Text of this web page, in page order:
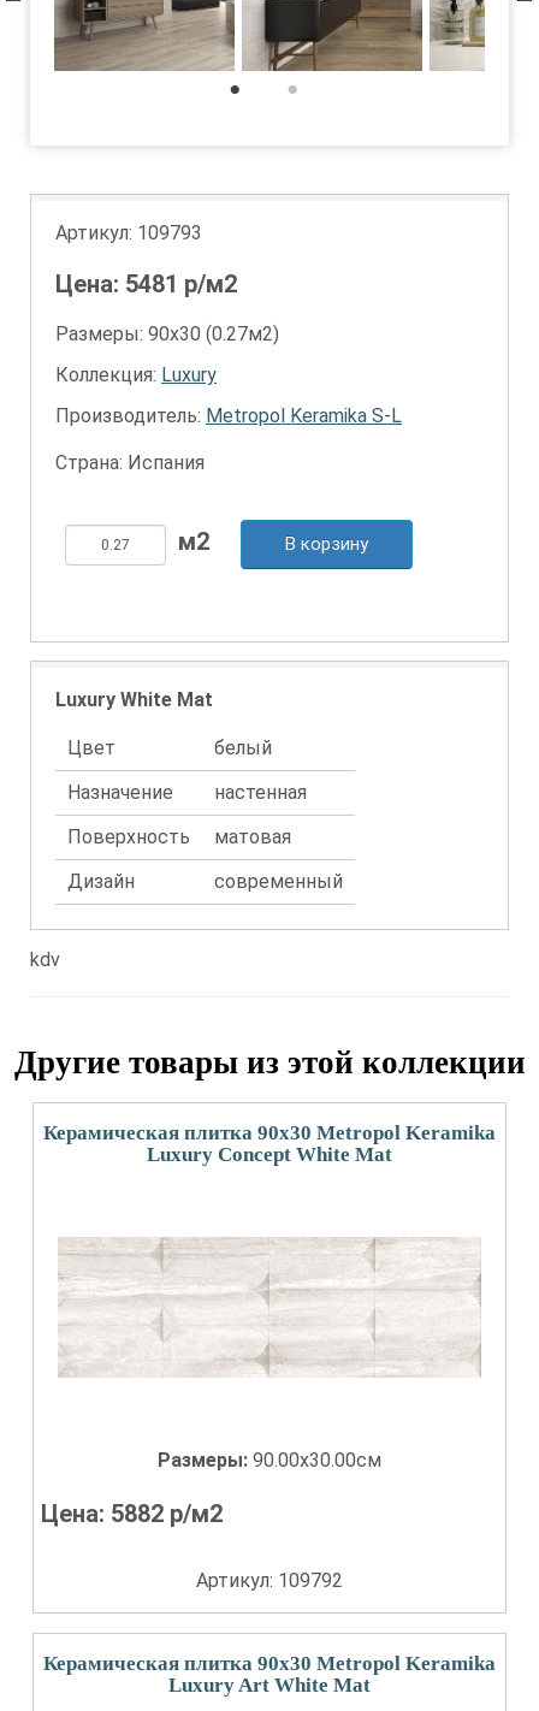
Артикул: 109793
Цена: 5481 р/м2
Размеры: 90х30 (0.27м2)
Коллекция: Luxury
Производитель: Metropol Keramika S-L
Страна: Испания
В корзину
Luxury White Mat
Цвет
белый
Назначение
настенная
Поверхность
матовая
Дизайн
современный
kdv
Другие товары из этой коллекции
Керамическая плитка 90x30 Metropol Keramika
Luxury Concept White Mat
Размеры: 90.00x30.00см
Цена: 5882 р/м2
Артикул: 109792
Керамическая плитка 90x30 Metropol Keramika
Luxury Art White Mat